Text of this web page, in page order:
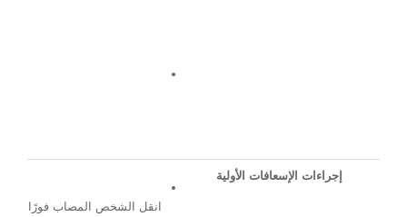
إجراءات الإسعافات الأولية
انقل الشخص المصاب فورًا إلى